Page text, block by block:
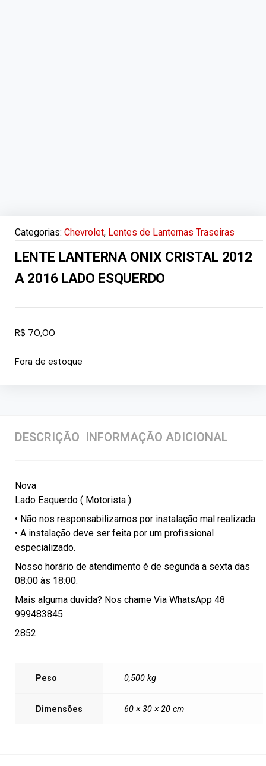
Categorias: Chevrolet, Lentes de Lanternas Traseiras
LENTE LANTERNA ONIX CRISTAL 2012
A 2016 LADO ESQUERDO
R$ 70,00
Fora de estoque
DESCRIÇÃO INFORMAÇÃO ADICIONAL
Nova
Lado Esquerdo ( Motorista )
• Não nos responsabilizamos por instalação mal realizada.
• A instalação deve ser feita por um profissional
especializado.
Nosso horário de atendimento é de segunda a sexta das
08:00 às 18:00.
Mais alguma duvida? Nos chame Via WhatsApp 48
999483845
2852
Peso 0,500 kg
Dimensões 60 × 30 × 20 cm